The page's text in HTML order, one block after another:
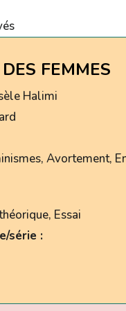
FEMMES
Halimi
Avortement,
Essai
série :